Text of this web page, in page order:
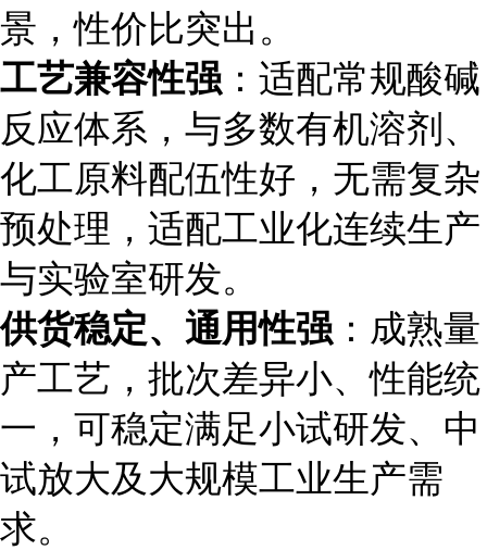
景，性价比突出。
工艺兼容性强 ：适配常规酸碱
反应体系，与多数有机溶剂、
化工原料配伍性好，无需复杂
预处理，适配工业化连续生产
与实验室研发。
供货稳定、通用性强 ：成熟量
产工艺，批次差异小、性能统
一，可稳定满足小试研发、中
试放大及大规模工业生产需
求。